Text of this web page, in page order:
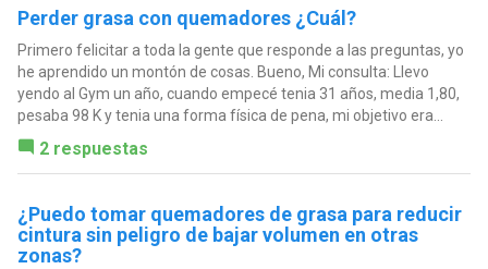
Perder grasa con quemadores ¿Cuál?
Primero felicitar a toda la gente que responde a las preguntas, yo
he aprendido un montón de cosas. Bueno, Mi consulta: Llevo
yendo al Gym un año, cuando empecé tenia 31 años, media 1,80,
pesaba 98 K y tenia una forma física de pena, mi objetivo era...
2 respuestas
¿Puedo tomar quemadores de grasa para reducir
cintura sin peligro de bajar volumen en otras
zonas?